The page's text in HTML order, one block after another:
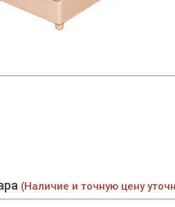
(Наличие и точную цену